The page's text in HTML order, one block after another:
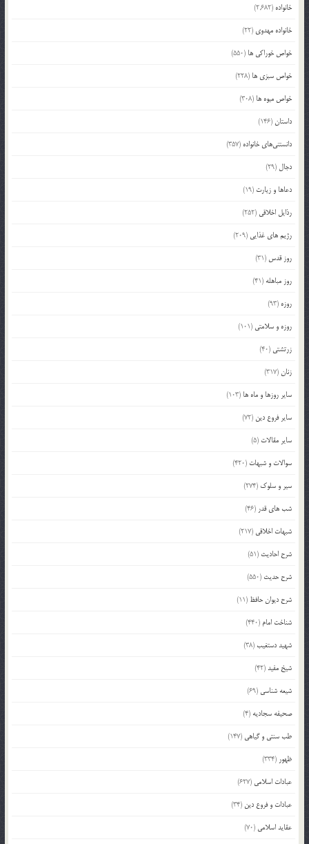
خانواده (2,682)
خانواده مهدوی (22)
خواص خوراکی ها (550)
خواص سبزی ها (228)
خواص میوه ها (308)
داستان (146)
دانستنی‌های خانواده (357)
دجال (29)
دعاها و زیارت (19)
رذایل اخلاقی (252)
رژیم های غذایی (209)
روز قدس (31)
روز مباهله (41)
روزه (93)
روزه و سلامتی (101)
زرتشتی (40)
زنان (317)
سایر روزها و ماه ها (103)
سایر فروع دین (72)
سایر مقالات (5)
سوالات و شبهات (420)
سیر و سلوک (274)
شب های قدر (46)
شبهات اخلاقی (217)
شرح احادیث (51)
شرح حدیث (550)
شرح دیوان حافظ (11)
شناخت امام (440)
شهید دستغیب(38)
شیخ مفید(42)
شیعه شناسی (69)
صحیفه سجادیه (4)
طب سنتی و گیاهی (147)
ظهور (334)
عبادات اسلامی (627)
عبادات و فروع دین (34)
عقاید اسلامی (70)